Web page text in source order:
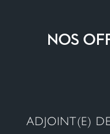
NOS
ADJOINT(E)